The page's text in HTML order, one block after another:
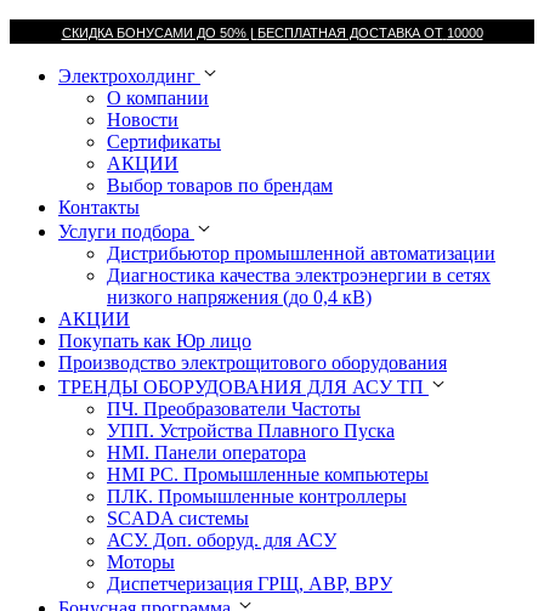
СКИДКА БОНУСАМИ ДО 50% | БЕСПЛАТНАЯ ДОСТАВКА ОТ 10000
Электрохолдинг
О компании
Новости
Сертификаты
АКЦИИ
Выбор товаров по брендам
Контакты
Услуги подбора
Дистрибьютор промышленной автоматизации
Диагностика качества электроэнергии в сетях
низкого напряжения (до 0,4 кВ)
АКЦИИ
Покупать как Юр лицо
Производство электрощитового оборудования
ТРЕНДЫ ОБОРУДОВАНИЯ ДЛЯ АСУ ТП
ПЧ. Преобразователи Частоты
УПП. Устройства Плавного Пуска
HMI. Панели оператора
HMI РС. Промышленные компьютеры
ПЛК. Промышленные контроллеры
SCADA системы
АСУ. Доп. оборуд. для АСУ
Моторы
Диспетчеризация ГРЩ, АВР, ВРУ